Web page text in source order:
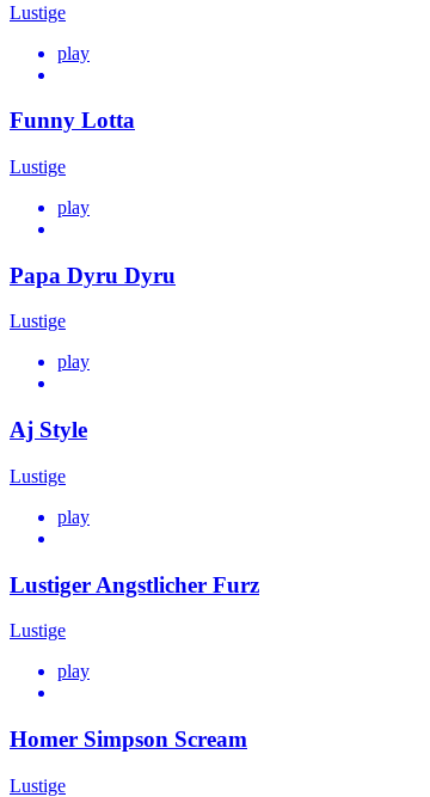
Lustige
play
Funny Lotta
Lustige
play
Papa Dyru Dyru
Lustige
play
Aj Style
Lustige
play
Lustiger Angstlicher Furz
Lustige
play
Homer Simpson Scream
Lustige